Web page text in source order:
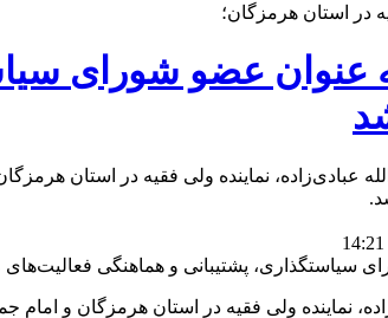
در استان هرمزگان؛
عنوان عضو شورای
عبادی‌زاده، نماینده ولی فقیه در استان
نماینده ولی فقیه در استان هرمزگان و